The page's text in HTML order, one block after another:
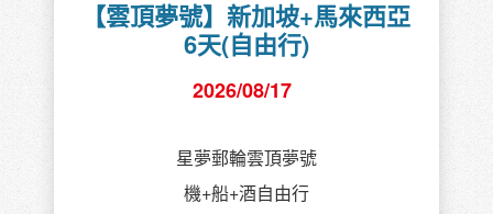
【雲頂夢號】新加坡+馬來西亞
6天(自由行)
2026/08/17
星夢郵輪雲頂夢號
機+船+酒自由行